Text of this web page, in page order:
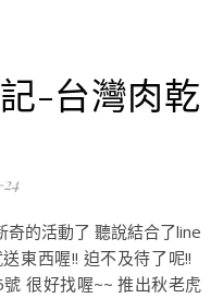
-台灣肉乾
東西喔!! 迫不及待了呢!!
很好找喔~~ 推出秋老虎